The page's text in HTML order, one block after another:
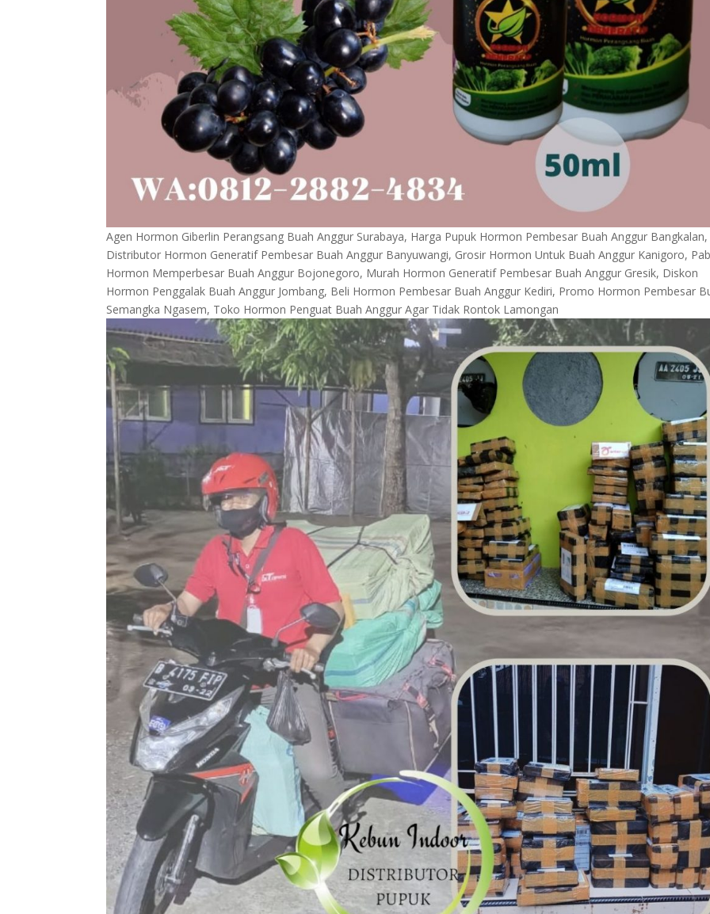
Agen Hormon Giberlin Perangsang Buah Anggur Surabaya, Harga Pupuk Hormon Pembesar Buah Anggur Bangkalan,
Distributor Hormon Generatif Pembesar Buah Anggur Banyuwangi, Grosir Hormon Untuk Buah Anggur Kanigoro,
Hormon Memperbesar Buah Anggur Bojonegoro, Murah Hormon Generatif Pembesar Buah Anggur Gresik, Diskon
Hormon Penggalak Buah Anggur Jombang, Beli Hormon Pembesar Buah Anggur Kediri, Promo Hormon Pembesar
Semangka Ngasem, Toko Hormon Penguat Buah Anggur Agar Tidak Rontok Lamongan